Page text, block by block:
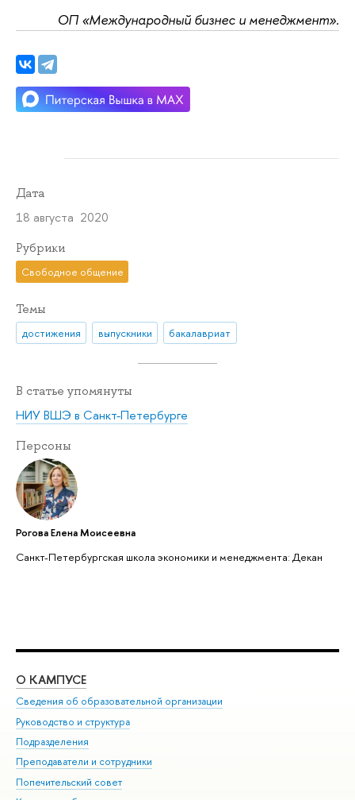
ОП «Международный бизнес и менеджмент».
Дата
18 августа 2020
Рубрики
Свободное общение
Темы
достижения выпускники бакалавриат
В статье упомянуты
НИУ ВШЭ в Санкт-Петербурге
Персоны
Рогова Елена Моисеевна
Санкт-Петербургская школа экономики и менеджмента: Декан
О КАМПУСЕ
Сведения об образовательной организации
Руководство и структура
Подразделения
Преподаватели и сотрудники
Попечительский совет